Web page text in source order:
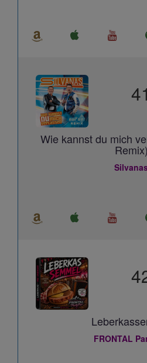
41
Wie kannst du mich
Remix)
FRONTAL